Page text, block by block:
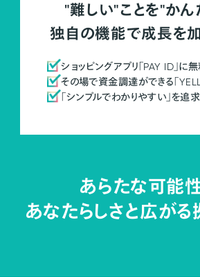
"難しい"ことを"かん
独自の機能で成長を
ショッピングアプリ「PAY ID」に
その場で資金調達ができる「YELL
「シンプルでわかりやすい」を追
あらたな可能性
あなたらしさと広がる